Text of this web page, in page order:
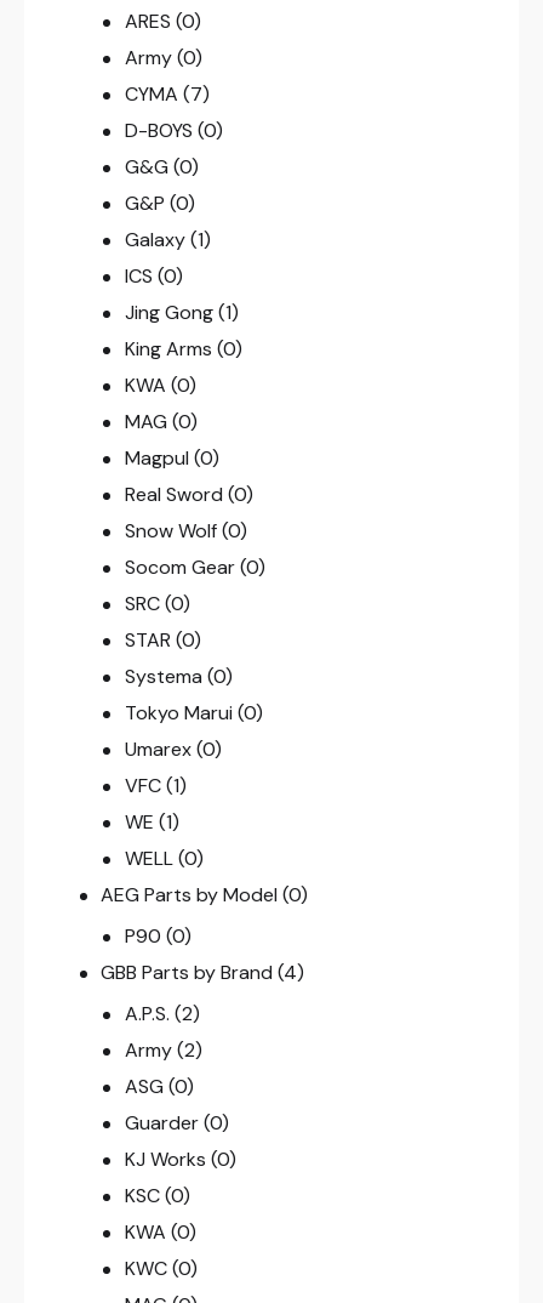
ARES (0)
Army (0)
CYMA (7)
D-BOYS (0)
G&G (0)
G&P (0)
Galaxy (1)
ICS (0)
Jing Gong (1)
King Arms (0)
KWA (0)
MAG (0)
Magpul (0)
Real Sword (0)
Snow Wolf (0)
Socom Gear (0)
SRC (0)
STAR (0)
Systema (0)
Tokyo Marui (0)
Umarex (0)
VFC (1)
WE (1)
WELL (0)
AEG Parts by Model (0)
P90 (0)
GBB Parts by Brand (4)
A.P.S. (2)
Army (2)
ASG (0)
Guarder (0)
KJ Works (0)
KSC (0)
KWA (0)
KWC (0)